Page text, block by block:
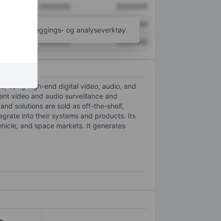
XXXXXXX XXXXXXX
flere kartleggings- og analyseverktøy.
using high-end digital video, audio, and
video and audio surveillance and
solutions are sold as off-the-shelf,
into their systems and products. Its
and space markets. It generates